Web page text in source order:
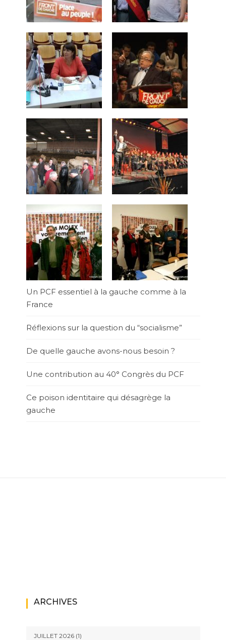
Un PCF essentiel à la gauche comme à la
France
Réflexions sur la question du “socialisme”
De quelle gauche avons-nous besoin ?
Une contribution au 40° Congrès du PCF
Ce poison identitaire qui désagrège la
gauche
ARCHIVES
JUILLET 2026(1)